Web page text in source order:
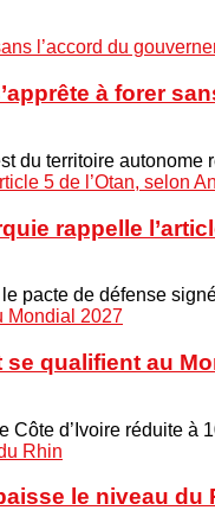
à forer
du territoire autonome
rappelle
pacte de défense
se qualifient au
Côte d’Ivoire réduite à
le niveau du